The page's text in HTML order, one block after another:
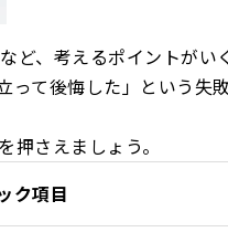
ど、考えるポイントがい
って後悔した」という失
さえましょう。
ク項目